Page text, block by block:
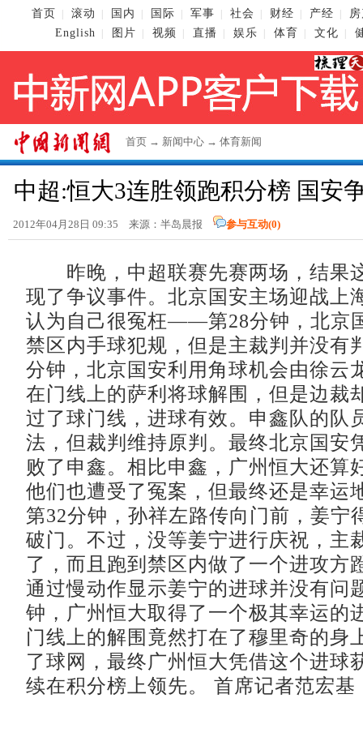
首页 滚动 国内 国际 军事 社会 财经 产经
English
图片 视频 直播 娱乐 体育 文化
首页 → 新闻中心 → 体育新闻
中超:恒大3连胜领跑积分榜 国安
2012年04月28日 09:35 来源：半岛晨报 参与互动(0)
昨晚，中超联赛先赛两场，结果
现了争议事件。北京国安主场迎战上
认为自己很冤枉——第28分钟，北京
禁区内手球犯规，但是主裁判并没有
分钟，北京国安利用角球机会由徐云
在门线上的萨利将球解围，但是边裁
过了球门线，进球有效。申鑫队的队
法，但裁判维持原判。最终北京国安
败了申鑫。相比申鑫，广州恒大还算
他们也遭受了冤案，但最终还是幸运
第32分钟，孙祥左路传向门前，姜宁
破门。不过，没等姜宁进行庆祝，主
了，而且跑到禁区内做了一个进攻方
通过慢动作显示姜宁的进球并没有问
钟，广州恒大取得了一个极其幸运的
门线上的解围竟然打在了穆里奇的身
了球网，最终广州恒大凭借这个进球
续在积分榜上领先。 首席记者范宏基